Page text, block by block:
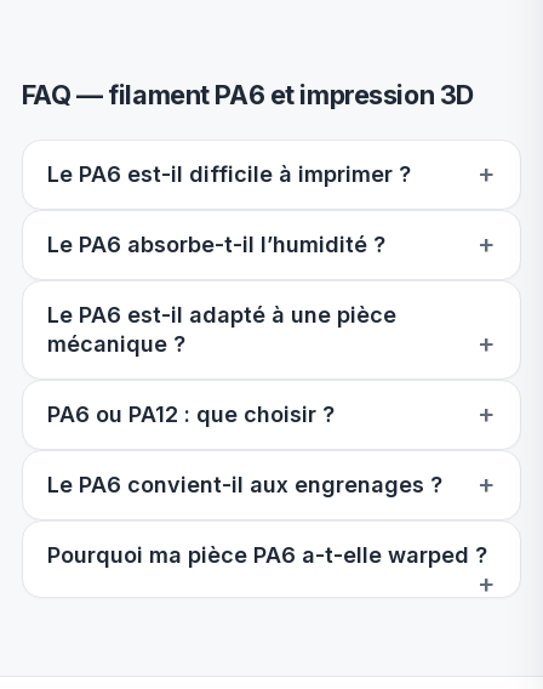
FAQ — filament PA6 et impression 3D
Le PA6 est-il difficile à imprimer ?
Le PA6 absorbe-t-il l’humidité ?
Le PA6 est-il adapté à une pièce
mécanique ?
PA6 ou PA12 : que choisir ?
Le PA6 convient-il aux engrenages ?
Pourquoi ma pièce PA6 a-t-elle warped ?